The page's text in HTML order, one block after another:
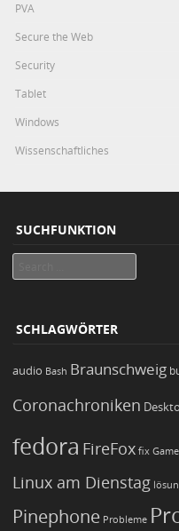
PVA
Secure the Web
Security
Tablet
Windows
Wissenschaftliches
SUCHFUNKTION
SCHLAGWÖRTER
audio Bash Braunschweig
Coronachroniken
fedora FireFox fix
Linux am Dienstag
Pinephone Probleme